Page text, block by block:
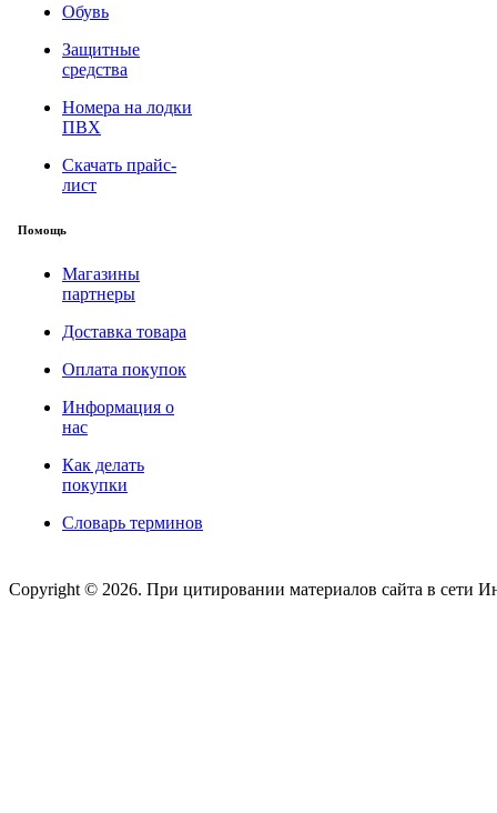
Обувь
Защитные
средства
Номера на лодки
ПВХ
Скачать прайс-
лист
Помощь
Магазины
партнеры
Доставка товара
Оплата покупок
Информация о
нас
Как делать
покупки
Словарь терминов
Copyright © 2026. При цитировании материалов сайта в сети